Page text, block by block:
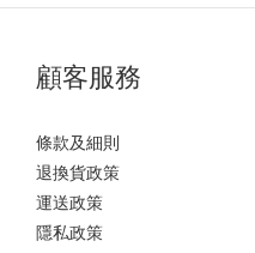
顧客服務
條款及細則
退換貨政策
運送政策
隱私政策